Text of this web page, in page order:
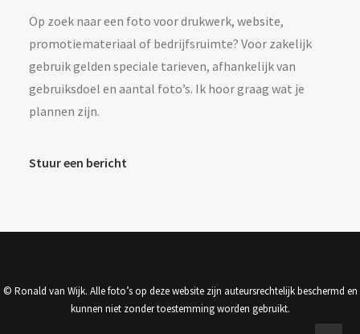
Op zoek naar een foto voor drukwerk, website,
promotiemateriaal of bedrijfsruimte? Voor zakelijk
gebruik gelden speciale tarieven, afhankelijk van
gebruiksdoel en aantal foto’s. Ik hoor graag wat je
plannen zijn.
Stuur een bericht
© Ronald van Wijk. Alle foto’s op deze website zijn auteursrechtelijk beschermd en
kunnen niet zonder toestemming worden gebruikt.